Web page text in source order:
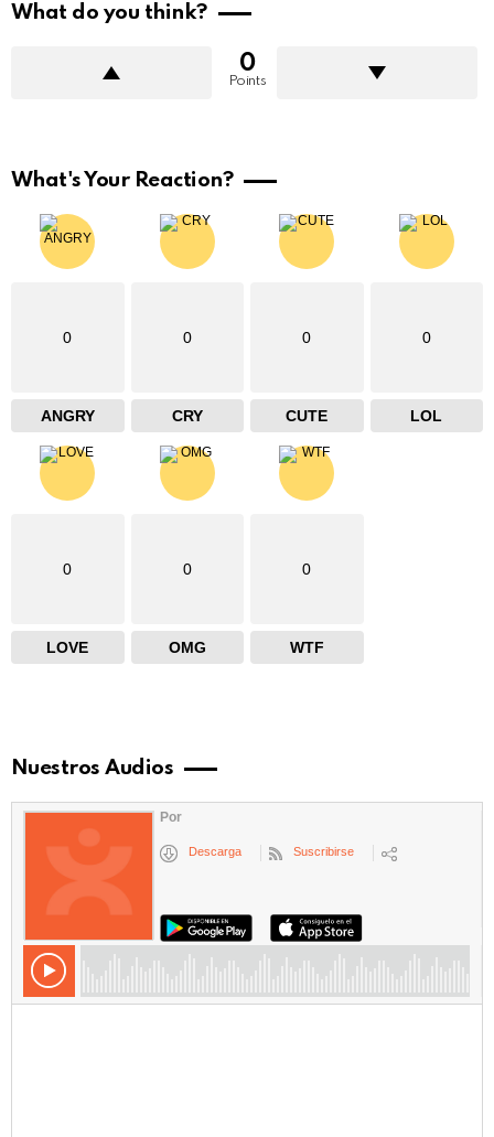
What do you think?
0
Points
What's Your Reaction?
0
ANGRY
0
CRY
0
CUTE
0
LOL
0
LOVE
0
OMG
0
WTF
Nuestros Audios